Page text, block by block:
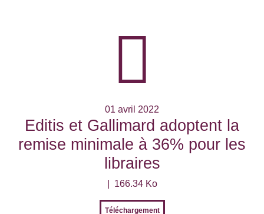
01 avril 2022
Editis et Gallimard adoptent la
remise minimale à 36% pour les
libraires
166.34 Ko
Téléchargement